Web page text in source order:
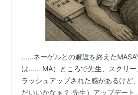
……ネーゲルとの邂逅を終えた
は…… MA）ところで先生、スクリー
ラッシュアップされた感があるけど
だいいかなぁ？ 先生）アップデート